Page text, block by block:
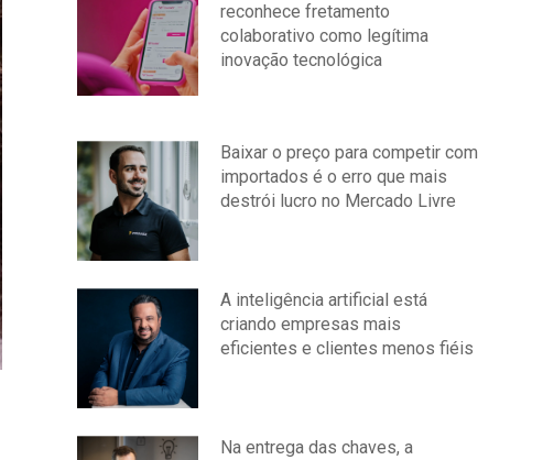
reconhece fretamento
colaborativo como legítima
inovação tecnológica
Baixar o preço para competir com
importados é o erro que mais
destrói lucro no Mercado Livre
A inteligência artificial está
criando empresas mais
eficientes e clientes menos fiéis
Na entrega das chaves, a